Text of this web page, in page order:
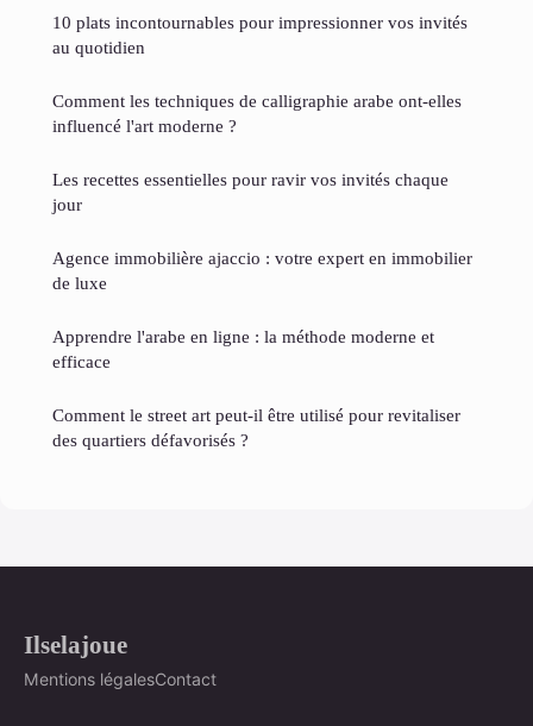
10 plats incontournables pour impressionner vos invités
au quotidien
Comment les techniques de calligraphie arabe ont-elles
influencé l'art moderne ?
Les recettes essentielles pour ravir vos invités chaque
jour
Agence immobilière ajaccio : votre expert en immobilier
de luxe
Apprendre l'arabe en ligne : la méthode moderne et
efficace
Comment le street art peut-il être utilisé pour revitaliser
des quartiers défavorisés ?
Ilselajoue
Mentions légalesContact